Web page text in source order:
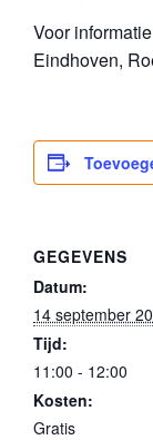
Voor
Eindhoven,
GEGEVENS
Datum:
14 september
Tijd:
11:00 - 12:00
Kosten:
Gratis